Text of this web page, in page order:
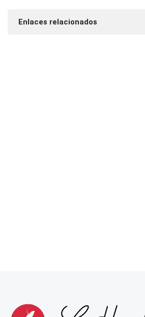
Enlaces relacionados